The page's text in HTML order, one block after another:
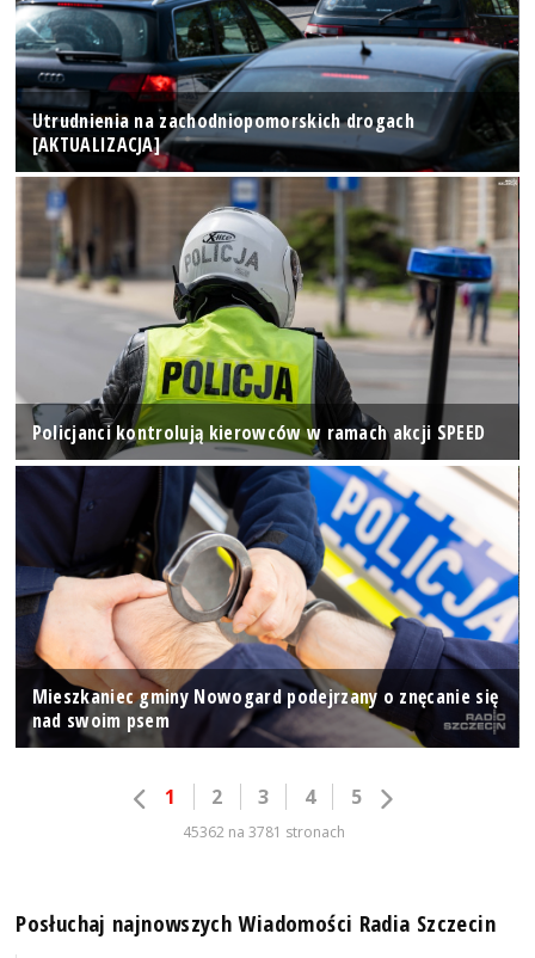
Utrudnienia na zachodniopomorskich drogach
[AKTUALIZACJA]
Policjanci kontrolują kierowców w ramach akcji SPEED
Mieszkaniec gminy Nowogard podejrzany o znęcanie się
nad swoim psem
1 2 3 4 5
45362 na 3781 stronach
Posłuchaj najnowszych Wiadomości Radia Szczecin